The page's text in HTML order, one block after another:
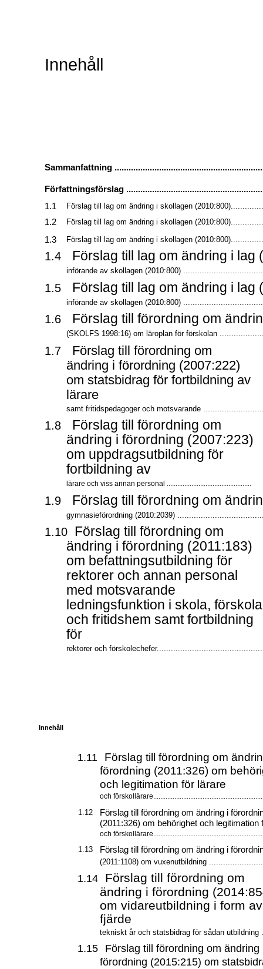
Innehåll
Sammanfattning
Författningsförslag
1.1
Förslag till lag om ändring i skollagen
1.2 Förslag till lag om ändring i skollagen
1.3 Förslag till lag om ändring i skollagen
1.4 Förslag till lag om ändring i lag
införande av skollagen (2010:800)
1.5 Förslag till lag om ändring i lag
införande av skollagen (2010:800)
1.6 Förslag till förordning om
(SKOLFS 1998:16) om läroplan för förskolan
1.7
Förslag till förordning om
ändring i förordning (2007:222)
om statsbidrag för fortbildning av
lärare
samt fritidspedagoger och motsvarande
1.8
Förslag till förordning om
ändring i förordning (2007:223)
om uppdragsutbildning för
fortbildning av
lärare och viss annan personal ................................................
1.9 Förslag till förordning om
gymnasieförordning (2010:2039)
1.10 Förslag till förordning om
ändring i förordning (2011:183)
om befattningsutbildning för
rektorer och annan personal
med motsvarande
ledningsfunktion i skola, förskola
och fritidshem samt fortbildning
för
rektorer och
Innehåll
1.11
Förslag till förordning om
förordning (2011:326) om
och legitimation för lärare
och
1.12
Förslag till förordning om ändring i
(2011:326) om behörighet och legitimation
och
1.13 Förslag till förordning om ändring i
(2011:1108) om vuxenutbildning
1.14
Förslag till förordning om
ändring i förordning
om vidareutbildning i form
fjärde
tekniskt år och statsbidrag för sådan
1.15
Förslag till förordning om ändring
förordning (2015:215) om